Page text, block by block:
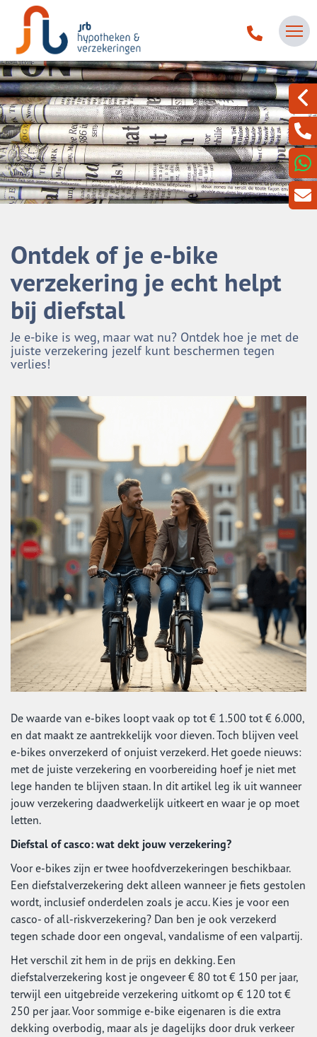
Ontdek of je e-bike
verzekering je echt helpt
bij diefstal
Je e-bike is weg, maar wat nu? Ontdek hoe je met de
juiste verzekering jezelf kunt beschermen tegen
verlies!
De waarde van e-bikes loopt vaak op tot € 1.500 tot € 6.000,
en dat maakt ze aantrekkelijk voor dieven. Toch blijven veel
e-bikes onverzekerd of onjuist verzekerd. Het goede nieuws:
met de juiste verzekering en voorbereiding hoef je niet met
lege handen te blijven staan. In dit artikel leg ik uit wanneer
jouw verzekering daadwerkelijk uitkeert en waar je op moet
letten.
Diefstal of casco: wat dekt jouw verzekering?
Voor e-bikes zijn er twee hoofdverzekeringen beschikbaar.
Een diefstalverzekering dekt alleen wanneer je fiets gestolen
wordt, inclusief onderdelen zoals je accu. Kies je voor een
casco- of all-riskverzekering? Dan ben je ook verzekerd
tegen schade door een ongeval, vandalisme of een valpartij.
Het verschil zit hem in de prijs en dekking. Een
diefstalverzekering kost je ongeveer € 80 tot € 150 per jaar,
terwijl een uitgebreide verzekering uitkomt op € 120 tot €
250 per jaar. Voor sommige e-bike eigenaren is die extra
dekking overbodig, maar als je dagelijks door druk verkeer